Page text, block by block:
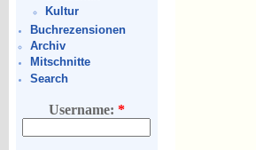
Kultur
Buchrezensionen
Archiv
Mitschnitte
Search
Username: *